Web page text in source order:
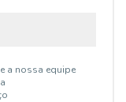
a nossa equipe